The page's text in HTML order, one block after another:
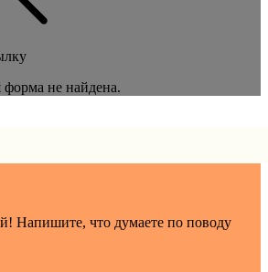
форма не найдена.
Напишите, что думаете по поводу